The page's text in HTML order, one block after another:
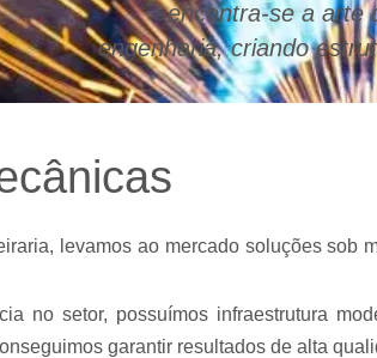
encontra-se a arte
engenharia, criando
levamos ao mercado soluções sob
no setor, possuímos infraestrutura
garantir resultados de alta